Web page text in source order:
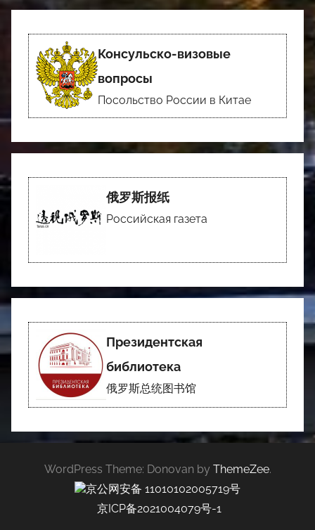
Консульско-визовые
вопросы
Посольство России в Китае
俄罗斯报纸
Российская газета
Президентская
библиотека
俄罗斯总统图书馆
WordPress Theme: Donovan by ThemeZee.
京公网安备 11010102005719号
京ICP备2021004079号-1